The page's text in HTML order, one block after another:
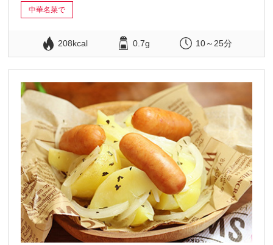
中華名菜で
208kcal 0.7g 10～25分